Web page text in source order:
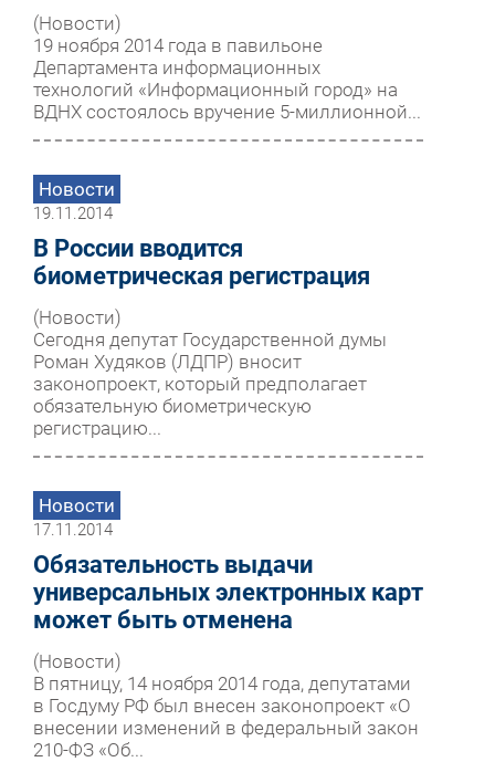
(Новости)
19 ноября 2014 года в павильоне
Департамента информационных
технологий «Информационный город» на
ВДНХ состоялось вручение 5-миллионной...
Новости
19.11.2014
В России вводится
биометрическая регистрация
(Новости)
Сегодня депутат Государственной думы
Роман Худяков (ЛДПР) вносит
законопроект, который предполагает
обязательную биометрическую
регистрацию...
Новости
17.11.2014
Обязательность выдачи
универсальных электронных карт
может быть отменена
(Новости)
В пятницу, 14 ноября 2014 года, депутатами
в Госдуму РФ был внесен законопроект «О
внесении изменений в федеральный закон
210-ФЗ «Об...